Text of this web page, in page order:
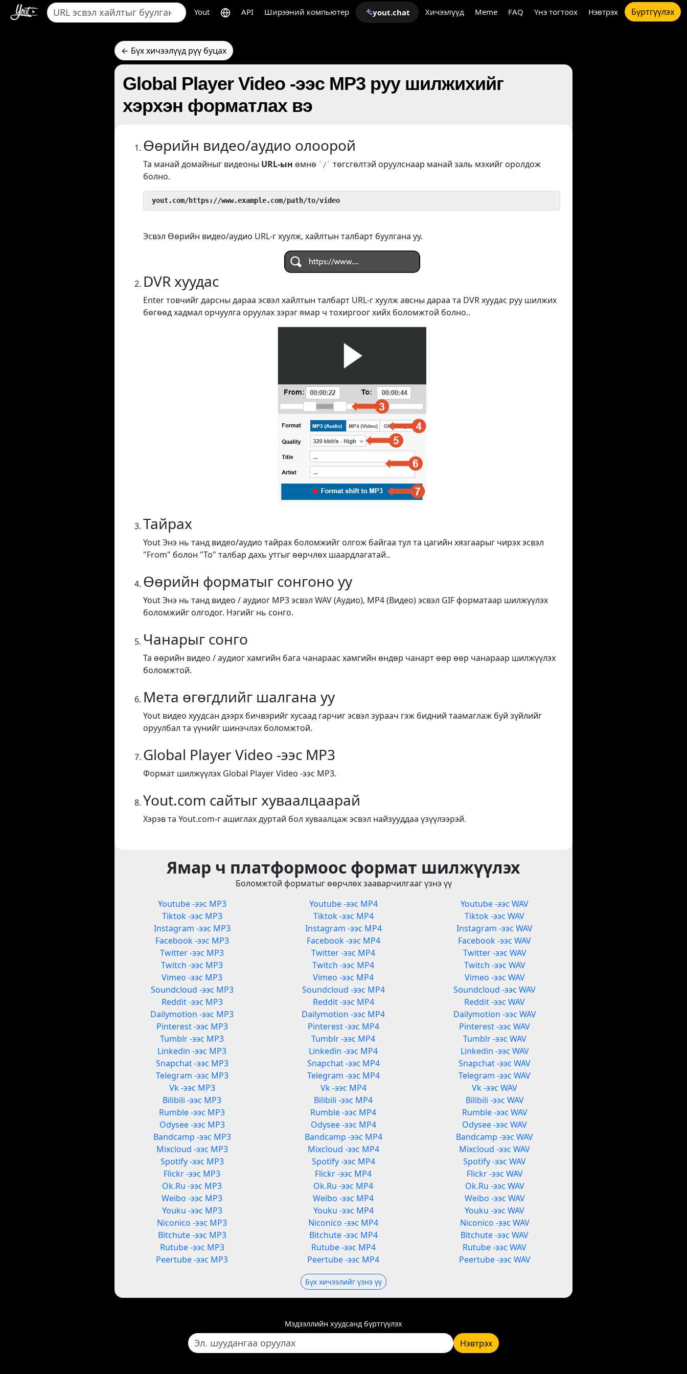
Yout API Ширээний компьютер yout.chat Хичээлүүд Meme FAQ Үнэ тогтоох Нэвтрэх Бүртгүүлэх
← Бүх хичээлүүд рүү буцах
Global Player Video -ээс MP3 руу шилжихийг
хэрхэн форматлах вэ
Өөрийн видео/аудио олоорой
Та манай домайныг видеоны URL-ын өмнө `/` төгсгөлтэй оруулснаар манай заль мэхийг оролдож
болно.
yout.com/https://www.example.com/path/to/video
Эсвэл Өөрийн видео/аудио URL-г хуулж, хайлтын талбарт буулгана уу.
DVR хуудас
Enter товчийг дарсны дараа эсвэл хайлтын талбарт URL-г хуулж авсны дараа та DVR хуудас руу шилжих
бөгөөд хадмал орчуулга оруулах зэрэг ямар ч тохиргоог хийх боломжтой болно..
Тайрах
Yout Энэ нь танд видео/аудио тайрах боломжийг олгож байгаа тул та цагийн хязгаарыг чирэх эсвэл
"From" болон "To" талбар дахь утгыг өөрчлөх шаардлагатай..
Өөрийн форматыг сонгоно уу
Yout Энэ нь танд видео / аудиог MP3 эсвэл WAV (Аудио), MP4 (Видео) эсвэл GIF форматаар шилжүүлэх
боломжийг олгодог. Нэгийг нь сонго.
Чанарыг сонго
Та өөрийн видео / аудиог хамгийн бага чанараас хамгийн өндөр чанарт өөр өөр чанараар шилжүүлэх
боломжтой.
Мета өгөгдлийг шалгана уу
Yout видео хуудсан дээрх бичвэрийг хусаад гарчиг эсвэл зураач гэж бидний таамаглаж буй зүйлийг
оруулбал та үүнийг шинэчлэх боломжтой.
Global Player Video -ээс MP3
Формат шилжүүлэх Global Player Video -ээс MP3.
Yout.com сайтыг хуваалцаарай
Хэрэв та Yout.com-г ашиглах дуртай бол хуваалцаж эсвэл найзууддаа үзүүлээрэй.
Ямар ч платформоос формат шилжүүлэх
Боломжтой форматыг өөрчлөх зааварчилгааг үзнэ үү
Youtube -ээс MP3
Tiktok -ээс MP3
Instagram -ээс MP3
Facebook -ээс MP3
Twitter -ээс MP3
Twitch -ээс MP3
Vimeo -ээс MP3
Soundcloud -ээс MP3
Reddit -ээс MP3
Dailymotion -ээс MP3
Pinterest -ээс MP3
Tumblr -ээс MP3
Linkedin -ээс MP3
Snapchat -ээс MP3
Telegram -ээс MP3
Vk -ээс MP3
Bilibili -ээс MP3
Rumble -ээс MP3
Odysee -ээс MP3
Bandcamp -ээс MP3
Mixcloud -ээс MP3
Spotify -ээс MP3
Flickr -ээс MP3
Ok.Ru -ээс MP3
Weibo -ээс MP3
Youku -ээс MP3
Niconico -ээс MP3
Bitchute -ээс MP3
Rutube -ээс MP3
Peertube -ээс MP3
Youtube -ээс MP4
Tiktok -ээс MP4
Instagram -ээс MP4
Facebook -ээс MP4
Twitter -ээс MP4
Twitch -ээс MP4
Vimeo -ээс MP4
Soundcloud -ээс MP4
Reddit -ээс MP4
Dailymotion -ээс MP4
Pinterest -ээс MP4
Tumblr -ээс MP4
Linkedin -ээс MP4
Snapchat -ээс MP4
Telegram -ээс MP4
Vk -ээс MP4
Bilibili -ээс MP4
Rumble -ээс MP4
Odysee -ээс MP4
Bandcamp -ээс MP4
Mixcloud -ээс MP4
Spotify -ээс MP4
Flickr -ээс MP4
Ok.Ru -ээс MP4
Weibo -ээс MP4
Youku -ээс MP4
Niconico -ээс MP4
Bitchute -ээс MP4
Rutube -ээс MP4
Peertube -ээс MP4
Youtube -ээс WAV
Tiktok -ээс WAV
Instagram -ээс WAV
Facebook -ээс WAV
Twitter -ээс WAV
Twitch -ээс WAV
Vimeo -ээс WAV
Soundcloud -ээс WAV
Reddit -ээс WAV
Dailymotion -ээс WAV
Pinterest -ээс WAV
Tumblr -ээс WAV
Linkedin -ээс WAV
Snapchat -ээс WAV
Telegram -ээс WAV
Vk -ээс WAV
Bilibili -ээс WAV
Rumble -ээс WAV
Odysee -ээс WAV
Bandcamp -ээс WAV
Mixcloud -ээс WAV
Spotify -ээс WAV
Flickr -ээс WAV
Ok.Ru -ээс WAV
Weibo -ээс WAV
Youku -ээс WAV
Niconico -ээс WAV
Bitchute -ээс WAV
Rutube -ээс WAV
Peertube -ээс WAV
Бүх хичээлийг үзнэ үү
Мэдээллийн хуудсанд бүртгүүлэх
Нэвтрэх